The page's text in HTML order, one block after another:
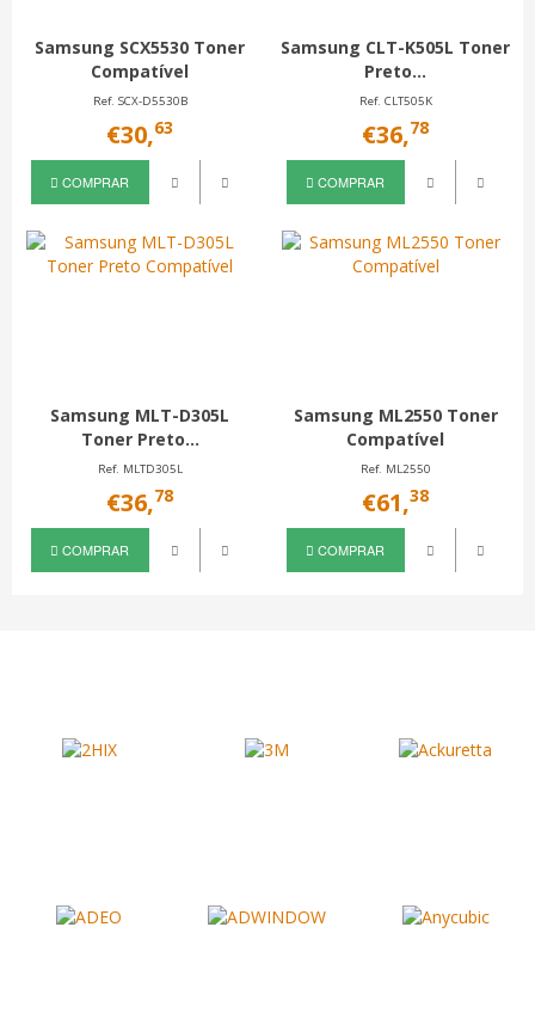
Samsung SCX5530 Toner
Compatível
Ref. SCX-D5530B
€30,63
COMPRAR
Samsung CLT-K505L Toner
Preto...
Ref. CLT505K
€36,78
COMPRAR
Samsung MLT-D305L
Toner Preto...
Ref. MLTD305L
€36,78
COMPRAR
Samsung ML2550 Toner
Compatível
Ref. ML2550
€61,38
COMPRAR